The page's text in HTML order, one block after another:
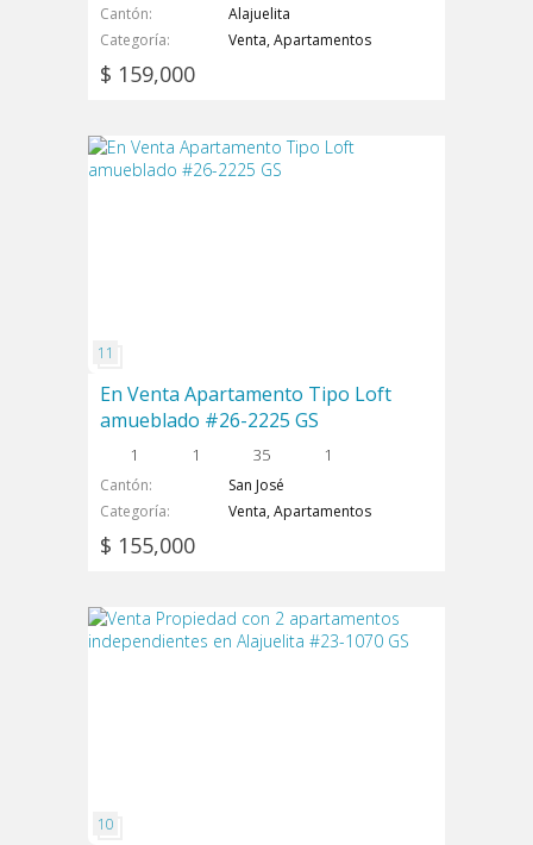
Cantón
Alajuelita
Categoría
Venta, Apartamentos
$ 159,000
En Venta Apartamento Tipo Loft
amueblado #26-2225 GS
1 1 35 1
Cantón
San José
Categoría
Venta, Apartamentos
$ 155,000